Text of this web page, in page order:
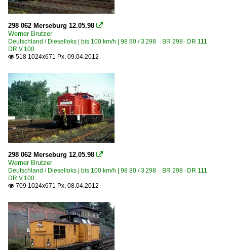
298 062 Merseburg 12.05.98 
Werner Brutzer
Deutschland / Dieselloks | bis 100 km/h | 98 80 / 3 298 BR 298 · DR 111
DR V 100
 518 1024x671 Px, 09.04.2012
298 062 Merseburg 12.05.98 
Werner Brutzer
Deutschland / Dieselloks | bis 100 km/h | 98 80 / 3 298 BR 298 · DR 111
DR V 100
 709 1024x671 Px, 08.04.2012